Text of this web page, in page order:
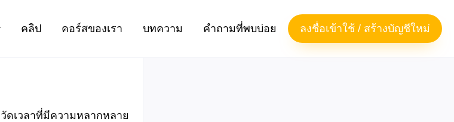
คลิป คอร์สของเรา บทความ คำถามที่พบบ่อย ลงชื่อเข้าใช้ / สร้างบัญชีใหม่
ดเวลาที่มีความหลากหลาย